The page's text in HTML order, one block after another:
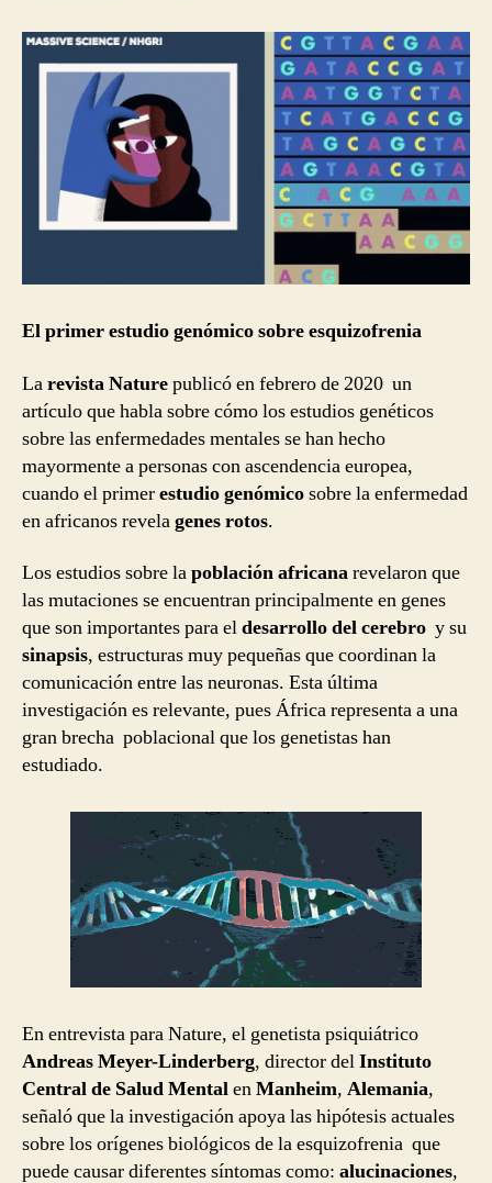
El primer estudio genómico sobre esquizofrenia
Larevista Naturepublicó en febrero de 2020 un
artículo que habla sobre cómo los estudios genéticos
sobre las enfermedades mentales se han hecho
mayormente a personas con ascendencia europea,
cuando el primerestudio genómicosobre la enfermedad
en africanos revelagenes rotos.
Los estudios sobre lapoblación africanarevelaron que
las mutaciones se encuentran principalmente en genes
que son importantes para eldesarrollo del cerebro y su
sinapsis, estructuras muy pequeñas que coordinan la
comunicación entre las neuronas. Esta última
investigación es relevante, pues África representa a una
gran brecha poblacional que los genetistas han
estudiado.
En entrevista para Nature, el genetista psiquiátrico
Andreas Meyer-Linderberg, director delInstituto
Central de Salud MentalenManheim, Alemania,
señaló que la investigación apoya las hipótesis actuales
sobre los orígenes biológicos de la esquizofrenia que
puede causar diferentes síntomas como: alucinaciones,